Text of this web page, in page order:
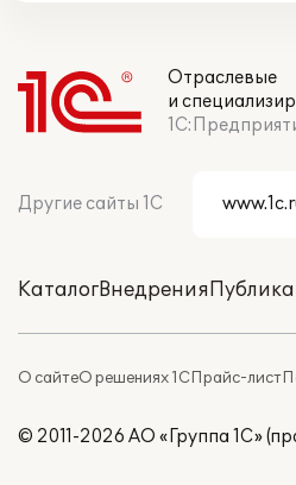
Отраслевые
и
Другие сайты 1С
КаталогВнедрения
О сайтеО решениях 1СПрайс-лист
© 2011-2026 АО «Группа 1С»